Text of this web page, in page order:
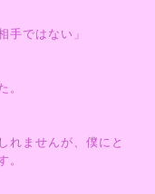
手ではない」
。
れませんが、僕にと
。